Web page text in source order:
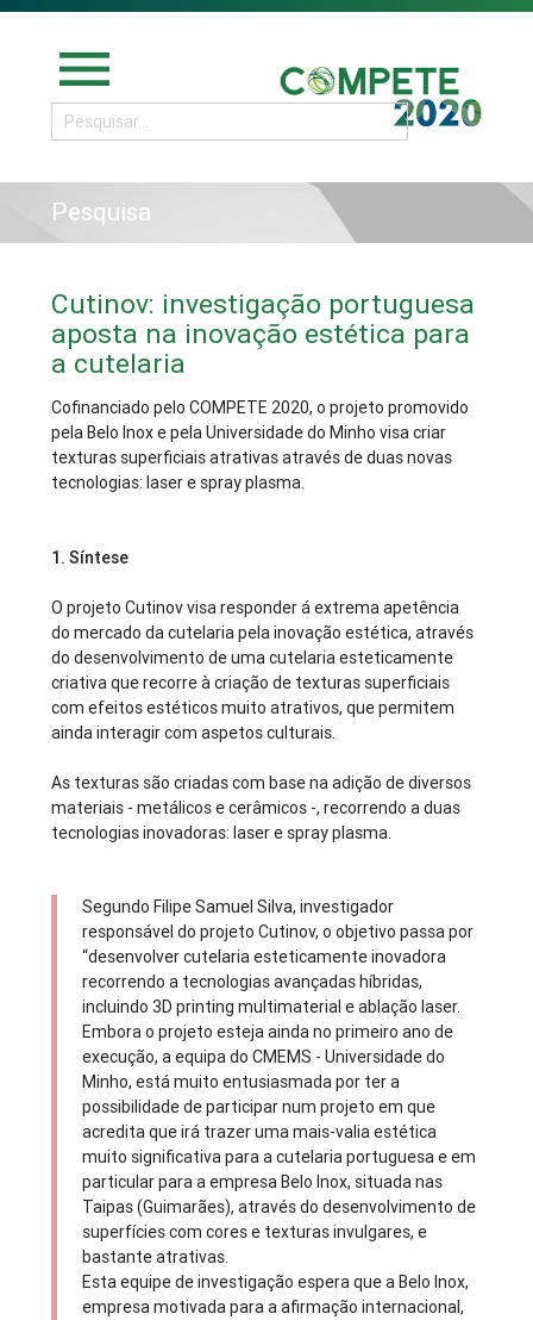
menu
Pesquisa
Cutinov: investigação portuguesa
aposta na inovação estética para
a cutelaria
Cofinanciado pelo COMPETE 2020, o projeto promovido
pela Belo Inox e pela Universidade do Minho visa criar
texturas superficiais atrativas através de duas novas
tecnologias: laser e spray plasma.
1. Síntese
O projeto Cutinov visa responder á extrema apetência
do mercado da cutelaria pela inovação estética, através
do desenvolvimento de uma cutelaria esteticamente
criativa que recorre à criação de texturas superficiais
com efeitos estéticos muito atrativos, que permitem
ainda interagir com aspetos culturais.
As texturas são criadas com base na adição de diversos
materiais - metálicos e cerâmicos -, recorrendo a duas
tecnologias inovadoras: laser e spray plasma.
Segundo Filipe Samuel Silva, investigador
responsável do projeto Cutinov, o objetivo passa por
“desenvolver cutelaria esteticamente inovadora
recorrendo a tecnologias avançadas híbridas,
incluindo 3D printing multimaterial e ablação laser.
Embora o projeto esteja ainda no primeiro ano de
execução, a equipa do CMEMS - Universidade do
Minho, está muito entusiasmada por ter a
possibilidade de participar num projeto em que
acredita que irá trazer uma mais-valia estética
muito significativa para a cutelaria portuguesa e em
particular para a empresa Belo Inox, situada nas
Taipas (Guimarães), através do desenvolvimento de
superfícies com cores e texturas invulgares, e
bastante atrativas.
Esta equipe de investigação espera que a Belo Inox,
empresa motivada para a afirmação internacional,